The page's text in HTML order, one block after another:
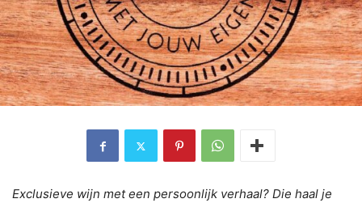
Exclusieve wijn met een persoonlijk verhaal? Die haal je